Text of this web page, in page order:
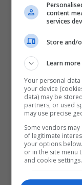
content
services
Store and/
Learn more
Your personal
your device
data) may be
partners, or used
may use precise
Some vendors
of legitimate
your options
or in the site menu
and cookie settings.